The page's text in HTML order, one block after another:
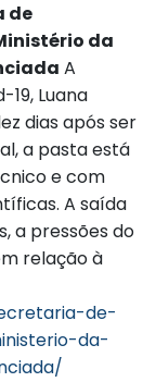
de
da
A
Luana
dias após ser
a pasta está
e com
A saída
a pressões do
relação à
de-
da-